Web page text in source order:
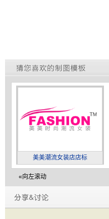
美美潮流女装店店标
«向左滚动